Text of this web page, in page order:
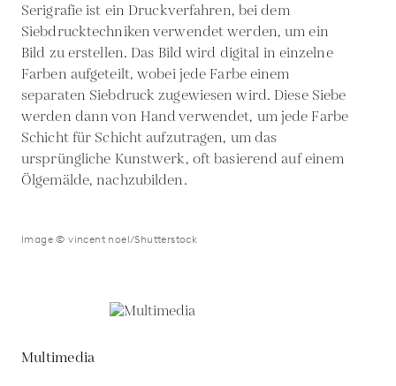
Serigrafie ist ein Druckverfahren, bei dem
Siebdrucktechniken verwendet werden, um ein
Bild zu erstellen. Das Bild wird digital in einzelne
Farben aufgeteilt, wobei jede Farbe einem
separaten Siebdruck zugewiesen wird. Diese Siebe
werden dann von Hand verwendet, um jede Farbe
Schicht für Schicht aufzutragen, um das
ursprüngliche Kunstwerk, oft basierend auf einem
Ölgemälde, nachzubilden.
Image © vincent noel/Shutterstock
Multimedia